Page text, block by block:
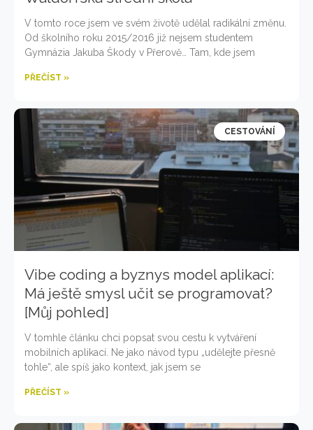
V tomto roce jsem ve svém životě udělal radikální změnu.
Od školního roku 2015/2016 již nejsem studentem
Gymnázia Jakuba Škody v Přerově… Tam, kde jsem
PŘEČÍST »
CESTOVÁNÍ
Vibe coding a byznys model aplikací:
Má ještě smysl učit se programovat?
[Můj pohled]
V tomhle článku chci popsat svou cestu k vytváření
mobilních aplikací. Ne jako návod typu „udělejte přesně
tohle“, ale spíš jako kontext, jak jsem se
PŘEČÍST »